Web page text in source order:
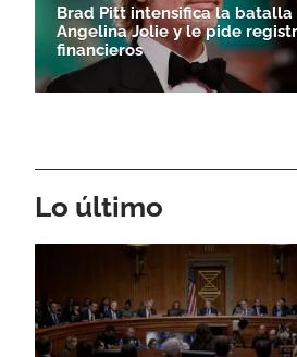
Brad Pitt intensifica la batalla
Angelina Jolie y le pide
financieros
Lo último